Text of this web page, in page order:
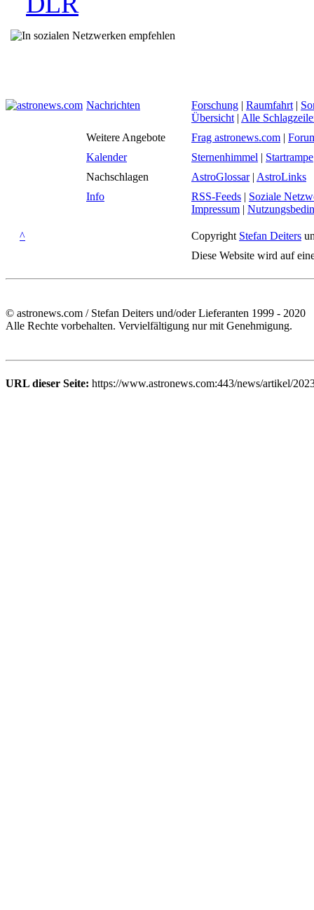
Nachrichten Forschung | Raumfahrt |
Übersicht | Alle
Weitere Angebote
Frag astronews.com |
Kalender
Sternenhimmel | Startrampe
Nachschlagen
AstroGlossar| AstroLinks
Info
RSS-Feeds | Soziale
Impressum |
^ Copyright Stefan Deiters
Diese Website wird auf
© astronews.com / Stefan Deiters und/oder Lieferanten 1999 - 2020
Alle Rechte vorbehalten. Vervielfältigung nur mit Genehmigung.
URL dieser Seite: https://www.astronews.com:443/news/artikel/